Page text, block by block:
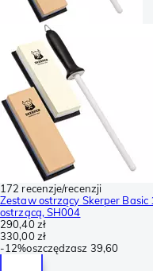
172 recenzje/recenzji
Zestaw ostrzący Skerper
ostrzącą, SH004
290,40 zł
330,00 zł
-12%oszczędzasz 39,60